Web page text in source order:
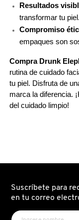
VERSACE
Resultados
transformar tu piel.
Compromiso
empaques son
Compra Drunk
rutina de cuidado
tu piel. Disfruta de
marca la diferencia.
del cuidado limpio!
Suscríbete para
en tu correo